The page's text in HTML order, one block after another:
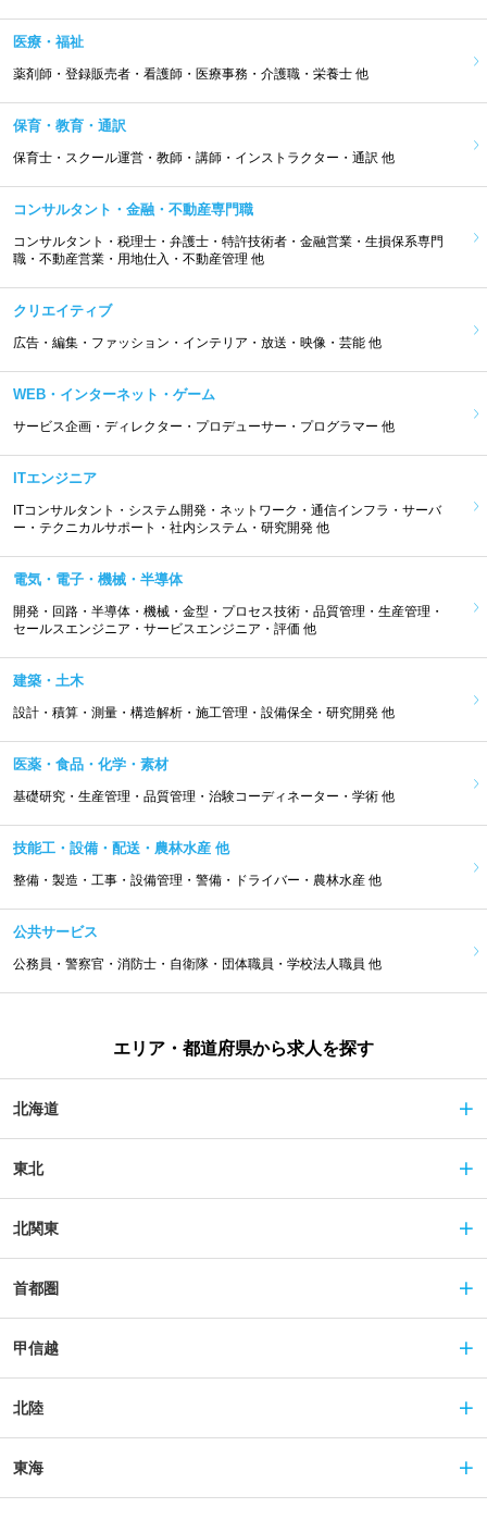
医療・福祉
薬剤師・登録販売者・看護師・医療事務・介護職・栄養士 他
保育・教育・通訳
保育士・スクール運営・教師・講師・インストラクター・通訳 他
コンサルタント・金融・不動産専門職
コンサルタント・税理士・弁護士・特許技術者・金融営業・生損保系専門
職・不動産営業・用地仕入・不動産管理 他
クリエイティブ
広告・編集・ファッション・インテリア・放送・映像・芸能 他
WEB・インターネット・ゲーム
サービス企画・ディレクター・プロデューサー・プログラマー 他
ITエンジニア
ITコンサルタント・システム開発・ネットワーク・通信インフラ・サーバ
ー・テクニカルサポート・社内システム・研究開発 他
電気・電子・機械・半導体
開発・回路・半導体・機械・金型・プロセス技術・品質管理・生産管理・
セールスエンジニア・サービスエンジニア・評価 他
建築・土木
設計・積算・測量・構造解析・施工管理・設備保全・研究開発 他
医薬・食品・化学・素材
基礎研究・生産管理・品質管理・治験コーディネーター・学術 他
技能工・設備・配送・農林水産 他
整備・製造・工事・設備管理・警備・ドライバー・農林水産 他
公共サービス
公務員・警察官・消防士・自衛隊・団体職員・学校法人職員 他
エリア・都道府県から求人を探す
北海道
東北
北関東
首都圏
甲信越
北陸
東海